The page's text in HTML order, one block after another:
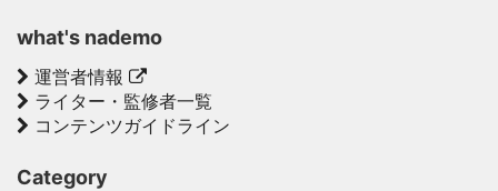
what's nademo
運営者情報
ライター・監修者一覧
コンテンツガイドライン
Category